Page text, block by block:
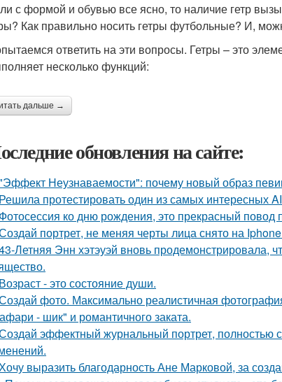
с формой и обувью все ясно, то наличие гетр
Как правильно носить гетры футбольные? И,
ответить на эти вопросы. Гетры – это
несколько функций:
дальше →
обновления на сайте:
Неузнаваемости": почему новый образ
Решила протестировать один из самых интересных
Фотосессия ко дню рождения, это прекрасный повод
портрет, не меняя черты лица снято на
Летняя Энн хэтэуэй вновь продемонстрировала,
Возраст - это состояние души.
фото. Максимально реалистичная
- шик" и романтичного заката.
эффектный журнальный портрет, полностью
выразить благодарность Ане Марковой, за